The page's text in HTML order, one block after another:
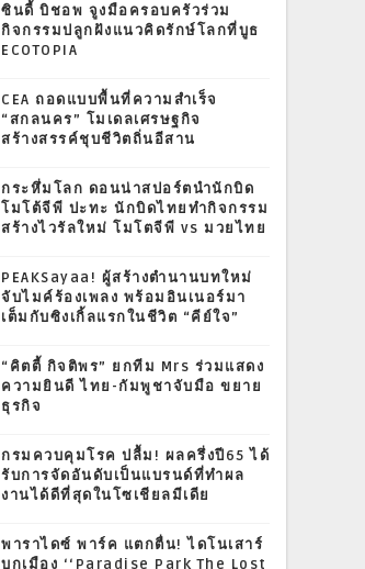
ซินดี้ บิชอพ จูงมือครอบครัวร่วม
กิจกรรมปลูกฝังแนวคิดรักษ์โลกที่บูธ
ECOTOPIA
CEA ถอดแบบพื้นที่ความสำเร็จ
“สกลนคร” โมเดลเศรษฐกิจ
สร้างสรรค์ชุบชีวิตถิ่นอีสาน
กระหึ่มโลก ดอนน่าสปอร์ตนำนักบิด
โมโต้จีพี ปะทะ นักบิดไทยทำกิจกรรม
สร้างไวรัลใหม่ โมโตจีพี vs มวยไทย
PEAKSayaa! ผู้สร้างตำนานบทใหม่
จับไมค์ร้องเพลง พร้อมอินเนอร์มา
เต็มกับซิงเกิ้ลแรกในชีวิต “คีย์ใจ”
“คิตตี้ กิจติพร” ยกทีม Mrs ร่วมแสดง
ความยินดี ไทย-กัมพูชาจับมือ ขยาย
ธุรกิจ
กรมควบคุมโรค ปลื้ม! ผลครึ่งปี65 ได้
รับการจัดอันดับเป็นแบรนด์ที่ทำผล
งานได้ดีที่สุดในโซเชียลมีเดีย
พาราไดซ์ พาร์ค แตกตื่น! ไดโนเสาร์
บุกเมือง ‘‘Paradise Park The Lost